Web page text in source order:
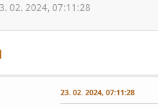
02. 2024, 07:11:28
23. 02. 2024, 07:11:28